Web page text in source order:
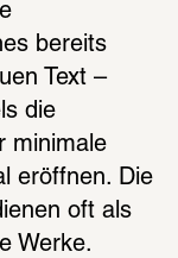
bereits
Text –
die
minimale
eröffnen. Die
oft als
Werke.